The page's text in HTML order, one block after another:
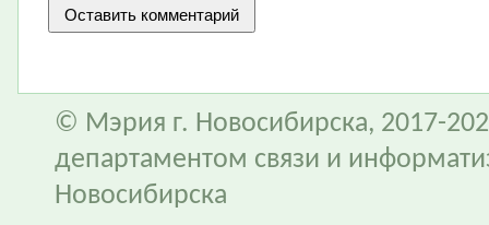
© Мэрия г. Новосибирска, 2017-
департаментом связи и
Новосибирска